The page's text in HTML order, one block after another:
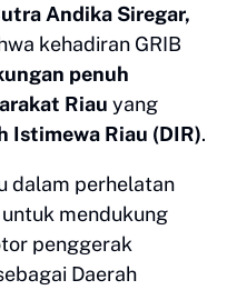
Andika Siregar,
kehadiran GRIB
penuh
Riau yang
Istimewa Riau (DIR).
dalam perhelatan
mendukung
penggerak
Daerah